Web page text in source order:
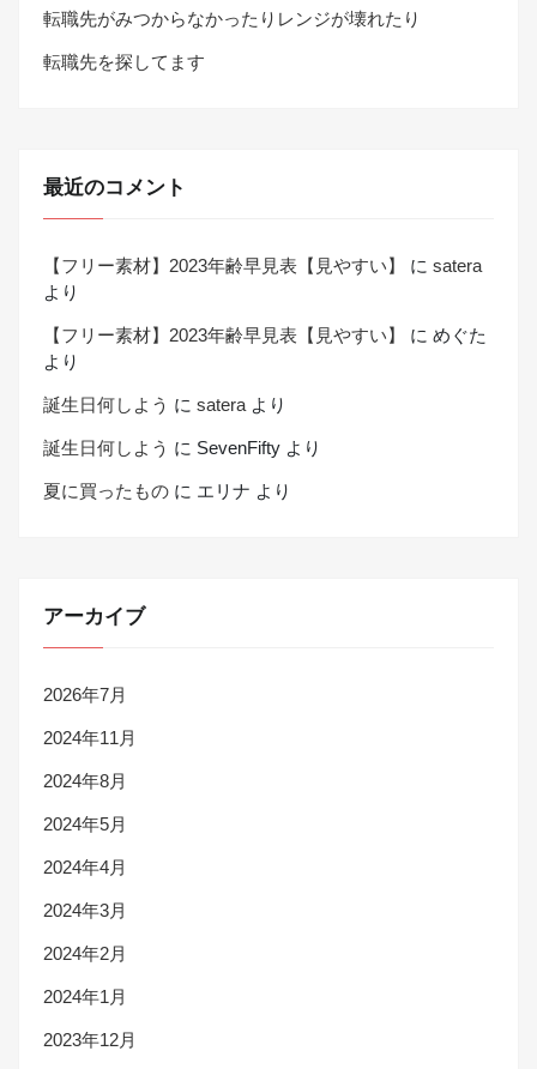
転職先がみつからなかったりレンジが壊れたり
転職先を探してます
最近のコメント
【フリー素材】2023年齢早見表【見やすい】 に satera
より
【フリー素材】2023年齢早見表【見やすい】 に めぐた
より
誕生日何しよう に satera より
誕生日何しよう に SevenFifty より
夏に買ったもの に エリナ より
アーカイブ
2026年7月
2024年11月
2024年8月
2024年5月
2024年4月
2024年3月
2024年2月
2024年1月
2023年12月